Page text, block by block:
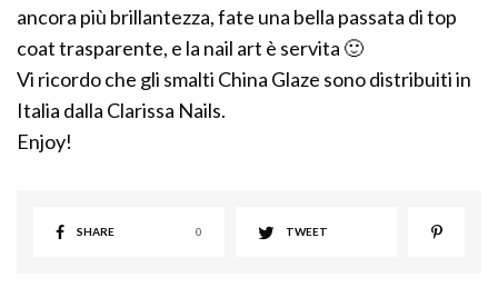
ancora più brillantezza, fate una bella passata di top
coat trasparente, e la nail art è servita 🙂
Vi ricordo che gli smalti China Glaze sono distribuiti in
Italia dalla Clarissa Nails.
Enjoy!
SHARE 0 TWEET